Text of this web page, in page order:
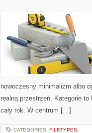
nowoczesny minimalizm albo
realną przestrzeń. Kategorie to
cały rok. W centrum […]
CATEGORIES: FILETYPES